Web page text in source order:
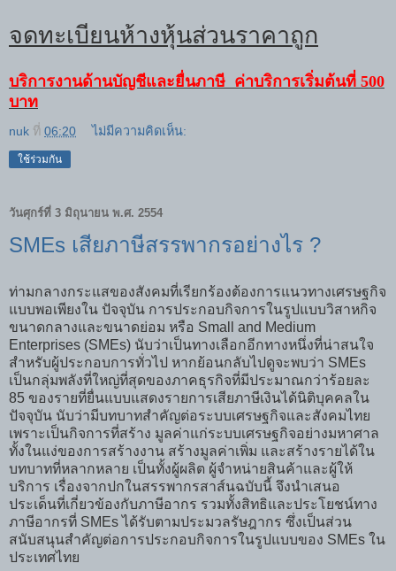
จดทะเบียนห้างหุ้นส่วนราคาถูก
บริการงานด้านบัญชีและยื่นภาษี ค่าบริการเริ่มต้นที่ 500
บาท
nuk ที่ 06:20 ไม่มีความคิดเห็น:
ใช้ร่วมกัน
วันศุกร์ที่ 3 มิถุนายน พ.ศ. 2554
SMEs เสียภาษีสรรพากรอย่างไร ?
ท่ามกลางกระแสของสังคมที่เรียกร้องต้องการแนวทางเศรษฐกิจ
แบบพอเพียงใน ปัจจุบัน การประกอบกิจการในรูปแบบวิสาหกิจ
ขนาดกลางและขนาดย่อม หรือ Small and Medium
Enterprises (SMEs) นับว่าเป็นทางเลือกอีกทางหนึ่งที่น่าสนใจ
สำหรับผู้ประกอบการทั่วไป หากย้อนกลับไปดูจะพบว่า SMEs
เป็นกลุ่มพลังที่ใหญ่ที่สุดของภาคธุรกิจที่มีประมาณกว่าร้อยละ
85 ของรายที่ยื่นแบบแสดงรายการเสียภาษีเงินได้นิติบุคคลใน
ปัจจุบัน นับว่ามีบทบาทสำคัญต่อระบบเศรษฐกิจและสังคมไทย
เพราะเป็นกิจการที่สร้าง มูลค่าแก่ระบบเศรษฐกิจอย่างมหาศาล
ทั้งในแง่ของการสร้างงาน สร้างมูลค่าเพิ่ม และสร้างรายได้ใน
บทบาทที่หลากหลาย เป็นทั้งผู้ผลิต ผู้จำหน่ายสินค้าและผู้ให้
บริการ เรื่องจากปกในสรรพากรสาส์นฉบับนี้ จึงนำเสนอ
ประเด็นที่เกี่ยวข้องกับภาษีอากร รวมทั้งสิทธิและประโยชน์ทาง
ภาษีอากรที่ SMEs ได้รับตามประมวลรัษฎากร ซึ่งเป็นส่วน
สนับสนุนสำคัญต่อการประกอบกิจการในรูปแบบของ SMEs ใน
ประเทศไทย